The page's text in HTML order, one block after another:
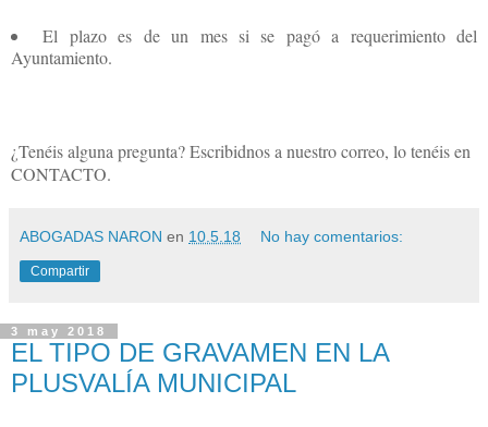
El plazo es de un mes si se pagó a requerimiento del
Ayuntamiento.
¿Tenéis alguna pregunta? Escribidnos a nuestro correo, lo tenéis en
CONTACTO.
ABOGADAS NARON en 10.5.18 No hay comentarios:
Compartir
3 may 2018
EL TIPO DE GRAVAMEN EN LA
PLUSVALÍA MUNICIPAL